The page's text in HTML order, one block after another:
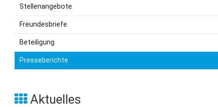
Stellenangebote
Freundesbriefe
Beteiligung
Presseberichte
Aktuelles